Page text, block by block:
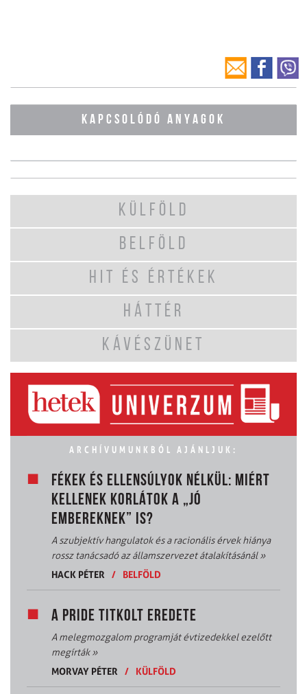
KAPCSOLÓDÓ ANYAGOK
KÜLFÖLD
BELFÖLD
HIT ÉS ÉRTÉKEK
HÁTTÉR
KÁVÉSZÜNET
ARCHÍVUMUNKBÓL AJÁNLJUK:
FÉKEK ÉS ELLENSÚLYOK NÉLKÜL: MIÉRT
KELLENEK KORLÁTOK A „JÓ
EMBEREKNEK” IS?
A szubjektív hangulatok és a racionális érvek hiánya
rossz tanácsadó az államszervezet átalakításánál»
HACK PÉTER
/ BELFÖLD
A PRIDE TITKOLT EREDETE
A melegmozgalom programját évtizedekkel ezelőtt
megírták»
MORVAY PÉTER
/ KÜLFÖLD